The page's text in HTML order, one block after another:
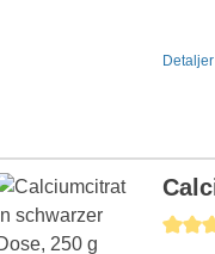
Detaljer